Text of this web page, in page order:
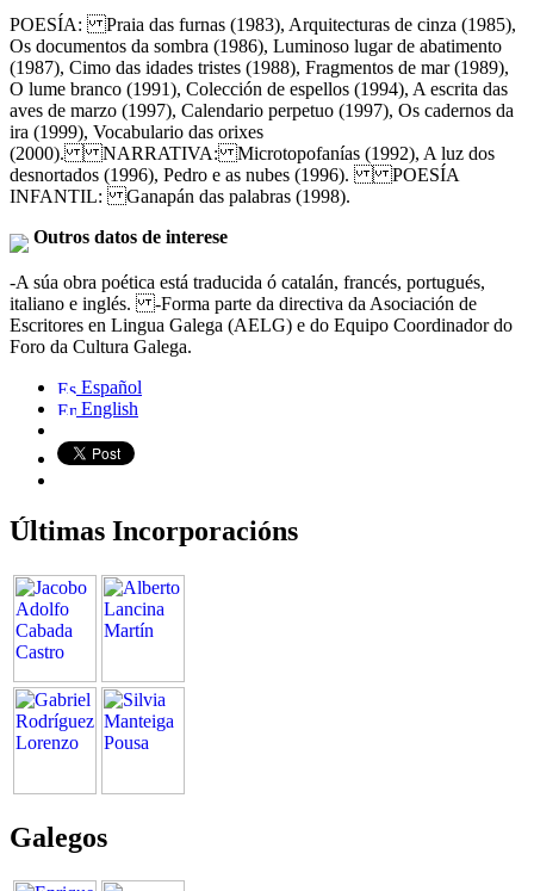
POESÍA: Praia das furnas (1983), Arquitecturas de cinza (1985),
Os documentos da sombra (1986), Luminoso lugar de abatimento
(1987), Cimo das idades tristes (1988), Fragmentos de mar (1989),
O lume branco (1991), Colección de espellos (1994), A escrita das
aves de marzo (1997), Calendario perpetuo (1997), Os cadernos da
ira (1999), Vocabulario das orixes
(2000). NARRATIVA: Microtopofanías (1992), A luz dos
desnortados (1996), Pedro e as nubes (1996). POESÍA
INFANTIL: Ganapán das palabras (1998).
Outros datos de interese
-A súa obra poética está traducida ó catalán, francés, portugués,
italiano e inglés. -Forma parte da directiva da Asociación de
Escritores en Lingua Galega (AELG) e do Equipo Coordinador do
Foro da Cultura Galega.
Español
English
Últimas Incorporacións
Galegos